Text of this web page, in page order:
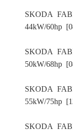
SKODA
44kW/60hp
SKODA
50kW/68hp
SKODA
55kW/75hp
SKODA